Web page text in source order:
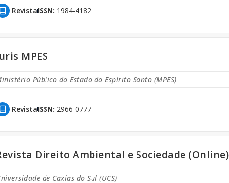
RevistaISSN: 1984-4182
MPES
Público do Estado do Espírito Santo (MPES)
RevistaISSN: 2966-0777
Direito Ambiental e Sociedade (Online)
de Caxias do Sul (UCS)